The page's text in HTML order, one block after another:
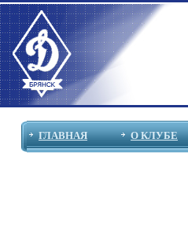
ГЛАВНАЯ О КЛУБЕ